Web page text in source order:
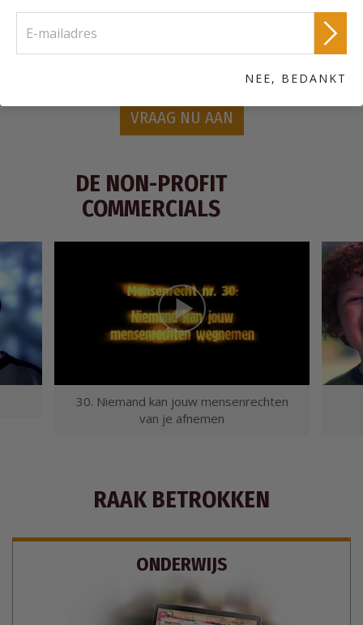
Bestel een gratis Verenigd voor de Mensenrechten
VRAAG NU AAN
DE NON-PROFIT
COMMERCIALS
30. Niemand kan jouw mensenrechten
van je afnemen
RAAK BETROKKEN
ONDERWIJS
NEE, BEDANKT